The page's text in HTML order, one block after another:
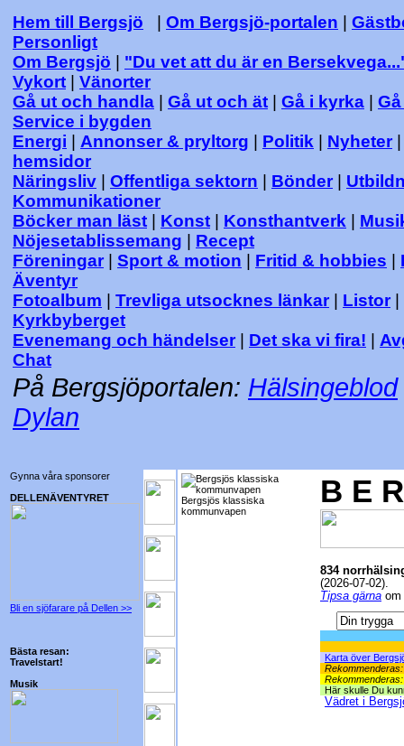
Hem till Bergsjö Om Bergsjö-portalen
Personligt
Om Bergsjö
"Du vet att du är en
Vykort
Vänorter
Gå ut och handla
Gå ut och ät Gå i kyrka
Service i bygden
Energi
Annonser & pryltorg Politik Nyheter
hemsidor
Näringsliv
Offentliga sektorn Bönder
Kommunikationer
Böcker man läst
Konst Konsthantverk
Nöjesetablissemang
Recept
Föreningar
Sport & motion Fritid & hobbies
Äventyr
Fotoalbum
Trevliga utsocknes länkar Listor
Kyrkbyberget
Evenemang och händelser
Det ska vi fira!
Chat
På Bergsjöportalen: Hälsingeblod
Dylan
Gynna våra sponsorer
DELLENÄVENTYRET
Bli en sjöfarare på Dellen >>
Bästa resan:
Travelstart!
Musik
Bergsjös klassiska
kommunvapen
B E
834
(2026-07-02).
Tipsa gärna om
Karta över
Rekommenderas:
Rekommenderas:
Här skulle Du
Vädret i